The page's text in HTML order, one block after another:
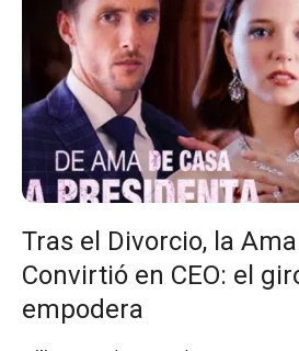
Tras el Divorcio, la
Convirtió en CEO: el
empodera